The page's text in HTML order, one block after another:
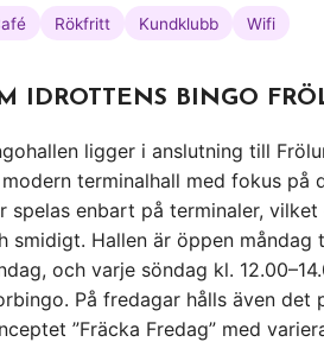
Rökfritt Kundklubb Wifi
IDROTTENS BINGO
ligger i anslutning till
terminalhall med fokus på
spelas enbart på terminaler,
smidigt. Hallen är öppen måndag
och varje söndag kl.
På fredagar hålls även det
”Fräcka Fredag” med